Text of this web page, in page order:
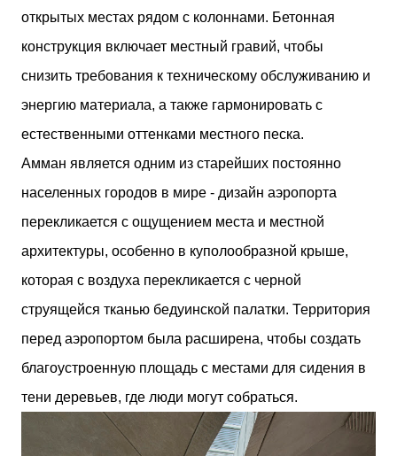
открытых местах рядом с колоннами. Бетонная
конструкция включает местный гравий, чтобы
снизить требования к техническому обслуживанию и
энергию материала, а также гармонировать с
естественными оттенками местного песка.
Амман является одним из старейших постоянно
населенных городов в мире - дизайн аэропорта
перекликается с ощущением места и местной
архитектуры, особенно в куполообразной крыше,
которая с воздуха перекликается с черной
струящейся тканью бедуинской палатки. Территория
перед аэропортом была расширена, чтобы создать
благоустроенную площадь с местами для сидения в
тени деревьев, где люди могут собраться.